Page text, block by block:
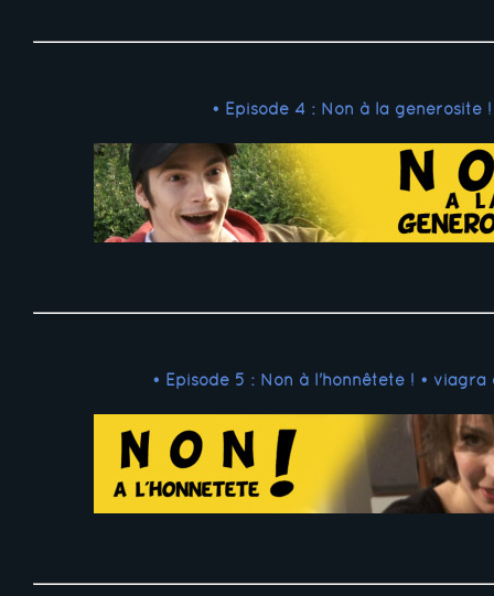
• Episode 4 : Non à la générosité !
• Episode 5 : Non à l'honnêteté ! • viagra